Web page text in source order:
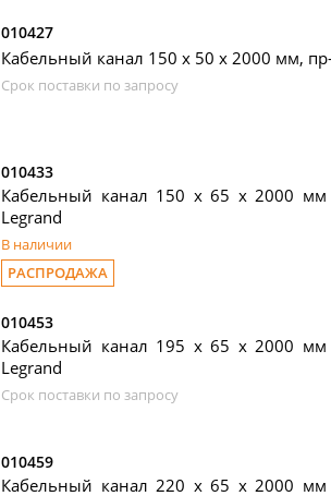
010427
Кабельный канал 150 х 50 x 2000 мм,
Срок поставки по запросу
010433
Кабельный канал 150 х 65 x 2000
Legrand
В наличии
РАСПРОДАЖА
010453
Кабельный канал 195 х 65 x 2000
Legrand
Срок поставки по запросу
010459
Кабельный канал 220 х 65 x 2000